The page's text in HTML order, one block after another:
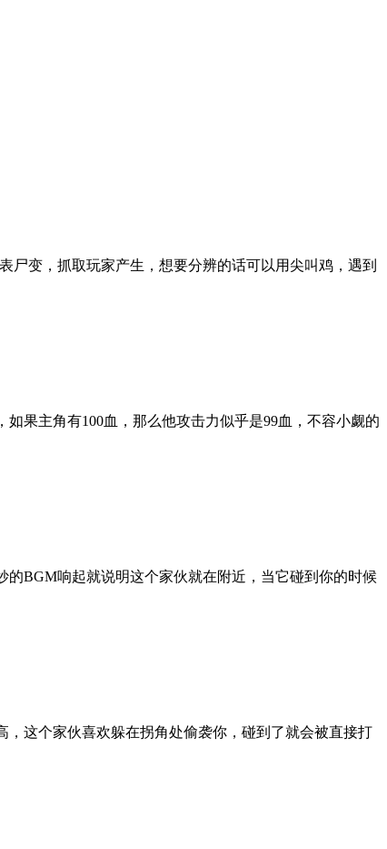
尸变，抓取玩家产生，想要分辨的话可以用尖叫鸡，遇到
果主角有100血，那么他攻击力似乎是99血，不容小觑的
的BGM响起就说明这个家伙就在附近，当它碰到你的时候
，这个家伙喜欢躲在拐角处偷袭你，碰到了就会被直接打